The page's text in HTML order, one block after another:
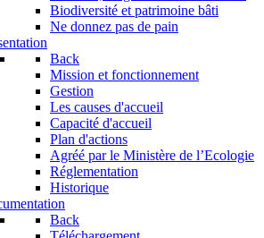
Biodiversité et patrimoine bâti
Ne donnez pas de pain
Back
Mission et fonctionnement
Gestion
Les causes d'accueil
Capacité d'accueil
Plan d'actions
Agréé par le Ministère de l’Ecologie
Réglementation
Historique
Back